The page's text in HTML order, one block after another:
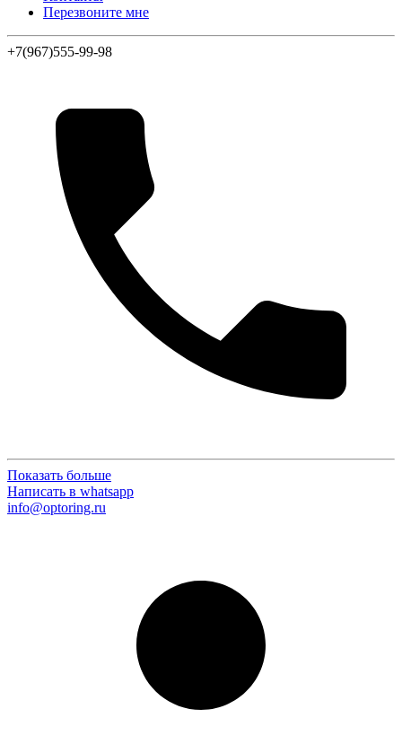
Перезвоните мне
+7(967)555-99-98
Показать больше
Написать в whatsapp
info@optoring.ru